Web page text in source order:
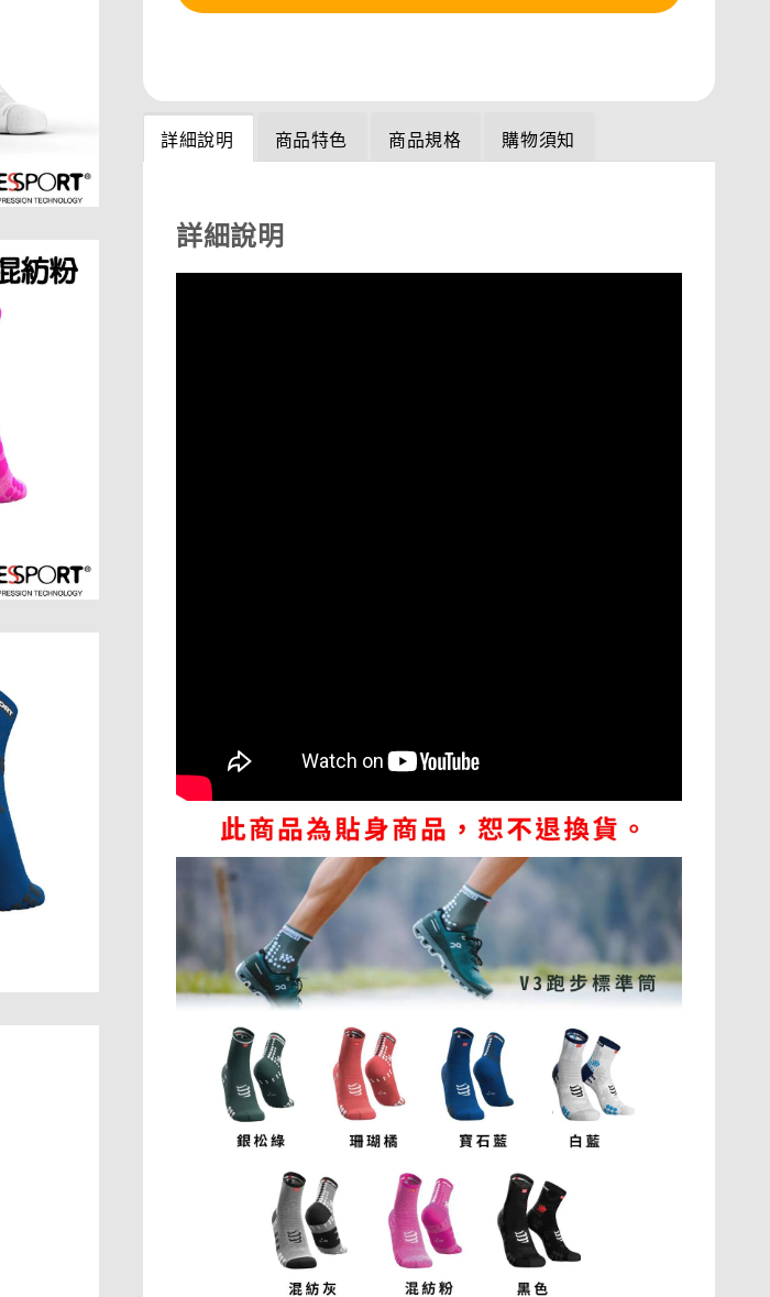
詳細說明 商品特色 商品規格 購物須知
詳細說明